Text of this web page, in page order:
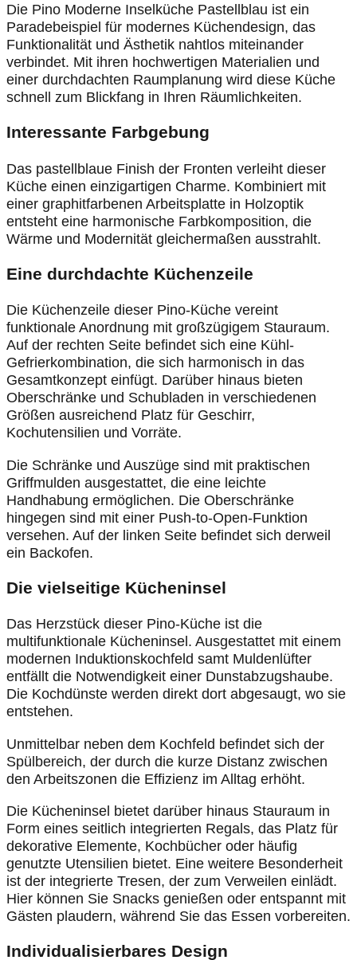
Die Pino Moderne Inselküche Pastellblau ist ein
Paradebeispiel für modernes Küchendesign, das
Funktionalität und Ästhetik nahtlos miteinander
verbindet. Mit ihren hochwertigen Materialien und
einer durchdachten Raumplanung wird diese Küche
schnell zum Blickfang in Ihren Räumlichkeiten.
Interessante Farbgebung
Das pastellblaue Finish der Fronten verleiht dieser
Küche einen einzigartigen Charme. Kombiniert mit
einer graphitfarbenen Arbeitsplatte in Holzoptik
entsteht eine harmonische Farbkomposition, die
Wärme und Modernität gleichermaßen ausstrahlt.
Eine durchdachte Küchenzeile
Die Küchenzeile dieser Pino-Küche vereint
funktionale Anordnung mit großzügigem Stauraum.
Auf der rechten Seite befindet sich eine Kühl-
Gefrierkombination, die sich harmonisch in das
Gesamtkonzept einfügt. Darüber hinaus bieten
Oberschränke und Schubladen in verschiedenen
Größen ausreichend Platz für Geschirr,
Kochutensilien und Vorräte.
Die Schränke und Auszüge sind mit praktischen
Griffmulden ausgestattet, die eine leichte
Handhabung ermöglichen. Die Oberschränke
hingegen sind mit einer Push-to-Open-Funktion
versehen. Auf der linken Seite befindet sich derweil
ein Backofen.
Die vielseitige Kücheninsel
Das Herzstück dieser Pino-Küche ist die
multifunktionale Kücheninsel. Ausgestattet mit einem
modernen Induktionskochfeld samt Muldenlüfter
entfällt die Notwendigkeit einer Dunstabzugshaube.
Die Kochdünste werden direkt dort abgesaugt, wo sie
entstehen.
Unmittelbar neben dem Kochfeld befindet sich der
Spülbereich, der durch die kurze Distanz zwischen
den Arbeitszonen die Effizienz im Alltag erhöht.
Die Kücheninsel bietet darüber hinaus Stauraum in
Form eines seitlich integrierten Regals, das Platz für
dekorative Elemente, Kochbücher oder häufig
genutzte Utensilien bietet. Eine weitere Besonderheit
ist der integrierte Tresen, der zum Verweilen einlädt.
Hier können Sie Snacks genießen oder entspannt mit
Gästen plaudern, während Sie das Essen vorbereiten.
Individualisierbares Design